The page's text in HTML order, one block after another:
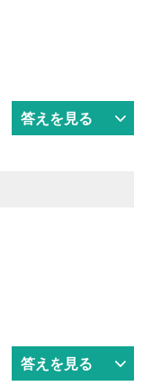
答えを見る
答えを見る